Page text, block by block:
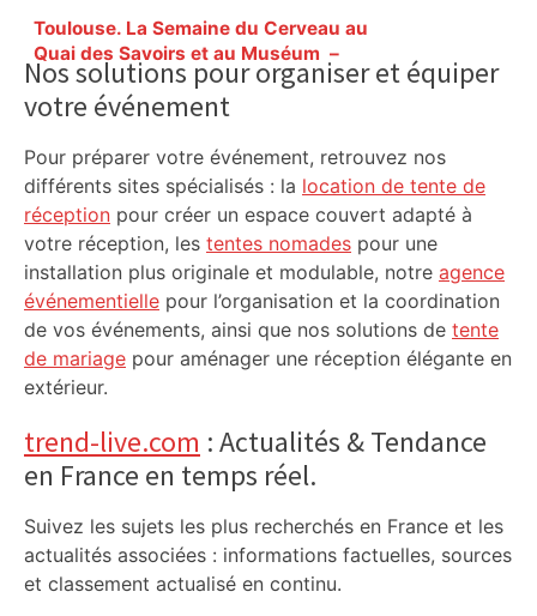
Toulouse. La Semaine du Cerveau au
Quai des Savoirs et au Muséum ​​​​​​ –
toulouseinfos.fr
Primary
Sidebar
Nos solutions pour organiser et équiper
votre événement
Pour préparer votre événement, retrouvez nos
différents sites spécialisés : la location de tente de
réception pour créer un espace couvert adapté à
votre réception, les tentes nomades pour une
installation plus originale et modulable, notre agence
événementielle pour l’organisation et la coordination
de vos événements, ainsi que nos solutions de tente
de mariage pour aménager une réception élégante en
extérieur.
trend-live.com : Actualités & Tendance
en France en temps réel.
Suivez les sujets les plus recherchés en France et les
actualités associées : informations factuelles, sources
et classement actualisé en continu.